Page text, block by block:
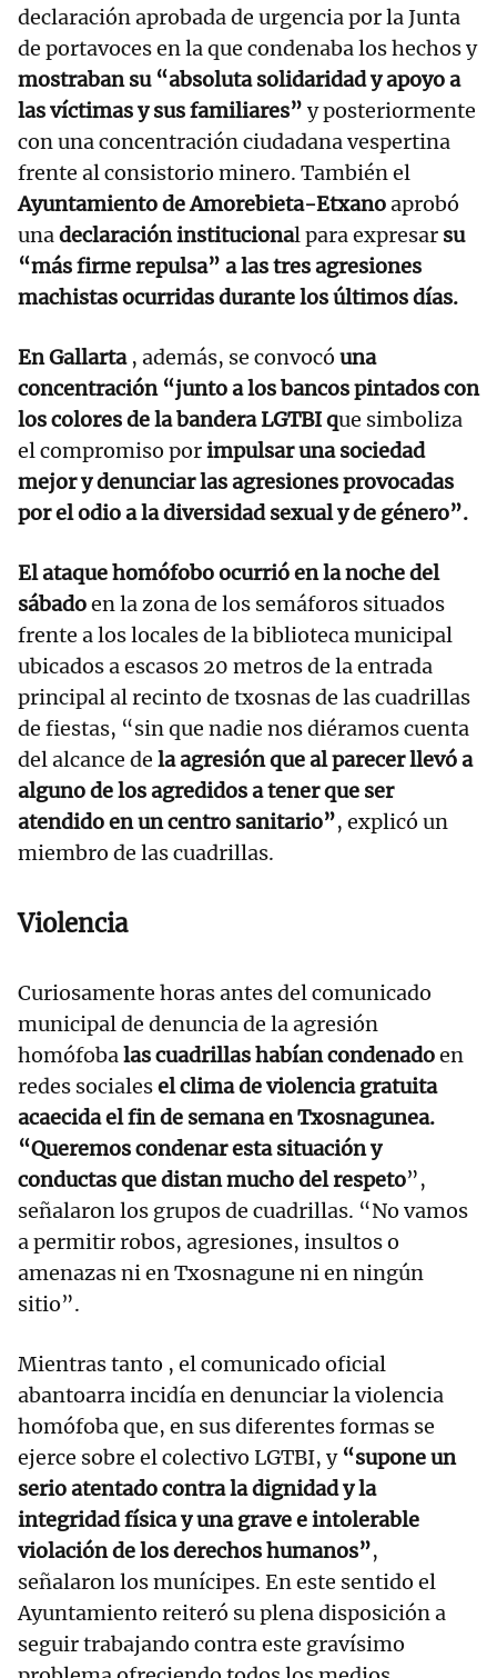
declaración aprobada de urgencia por la Junta
de portavoces en la que condenaba los hechos y
mostraban su “absoluta solidaridad y apoyo a
las víctimas y sus familiares” y posteriormente
con una concentración ciudadana vespertina
frente al consistorio minero. También el
Ayuntamiento de Amorebieta-Etxanoaprobó
unadeclaración institucional para expresar su
“más firme repulsa” a las tres agresiones
machistas ocurridas durante los últimos días.
En Gallarta, además, se convocó una
concentración “junto a los bancos pintados con
los colores de la bandera LGTBI que simboliza
el compromiso porimpulsar una sociedad
mejor y denunciar las agresiones provocadas
por el odio a la diversidad sexual y de género”.
El ataque homófobo ocurrió en la noche del
sábadoen la zona de los semáforos situados
frente a los locales de la biblioteca municipal
ubicados a escasos 20 metros de la entrada
principal al recinto de txosnas de las cuadrillas
de fiestas, “sin que nadie nos diéramos cuenta
del alcance de la agresión que al parecer llevó a
alguno de los agredidos a tener que ser
atendido en un centro sanitario”, explicó un
miembro de las cuadrillas.
Violencia
Curiosamente horas antes del comunicado
municipal de denuncia de la agresión
homófobalas cuadrillas habían condenadoen
redes socialesel clima de violencia gratuita
acaecida el fin de semana en Txosnagunea.
“Queremos condenar esta situación y
conductas que distan mucho del respeto”,
señalaron los grupos de cuadrillas. “No vamos
a permitir robos, agresiones, insultos o
amenazas ni en Txosnagune ni en ningún
sitio”.
Mientras tanto , el comunicado oficial
abantoarra incidía en denunciar la violencia
homófoba que, en sus diferentes formas se
ejerce sobre el colectivo LGTBI, y “supone un
serio atentado contra la dignidad y la
integridad física y una grave e intolerable
violación de los derechos humanos”,
señalaron los munícipes. En este sentido el
Ayuntamiento reiteró su plena disposición a
seguir trabajando contra este gravísimo